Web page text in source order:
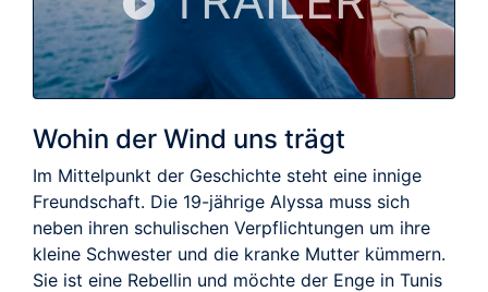
Wohin der Wind uns trägt
Im Mittelpunkt der Geschichte steht eine innige
Freundschaft. Die 19-jährige Alyssa muss sich
neben ihren schulischen Verpflichtungen um ihre
kleine Schwester und die kranke Mutter kümmern.
Sie ist eine Rebellin und möchte der Enge in Tunis